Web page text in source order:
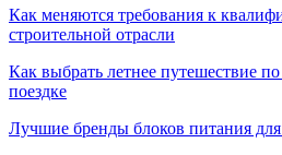
Как меняются требования к
строительной отрасли
Как выбрать летнее путешествие
поездке
Лучшие бренды блоков питания